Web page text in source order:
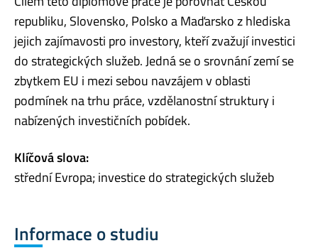
republiku, Slovensko, Polsko a Maďarsko z hlediska
jejich zajímavosti pro investory, kteří zvažují investici
do strategických služeb. Jedná se o srovnání zemí se
zbytkem EU i mezi sebou navzájem v oblasti
podmínek na trhu práce, vzdělanostní struktury i
nabízených investičních pobídek.
Klíčová slova:
střední Evropa; investice do strategických služeb
Informace o studiu